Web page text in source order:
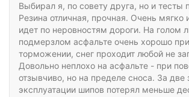
Выбирал я, по совету друга, но и тесты
Резина отличная, прочная. Очень мягко
идет по неровностям дороги. На голом
подмерзлом асфальте очень хорошо
торможении, снег проходит любой не
Довольно неплохо на асфальте - при
отзывчиво, но на пределе сноса. За две
эксплуатации шипов потерял меньше